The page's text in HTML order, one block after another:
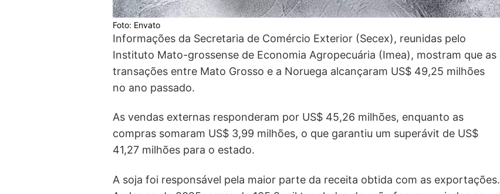
Foto: Envato
Informações da Secretaria de Comércio Exterior (Secex), reunidas pelo
Instituto Mato-grossense de Economia Agropecuária (Imea), mostram que as
transações entre Mato Grosso e a Noruega alcançaram US$ 49,25 milhões
no ano passado.
As vendas externas responderam por US$ 45,26 milhões, enquanto as
compras somaram US$ 3,99 milhões, o que garantiu um superávit de US$
41,27 milhões para o estado.
A soja foi responsável pela maior parte da receita obtida com as exportações.